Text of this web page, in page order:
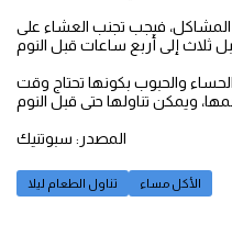
فيجب تجنب العشاء على
والحبوب بكونها تحتاج وقت
المصدر: سبوتنيك
تناول الطعام ليلا الأكل مساء